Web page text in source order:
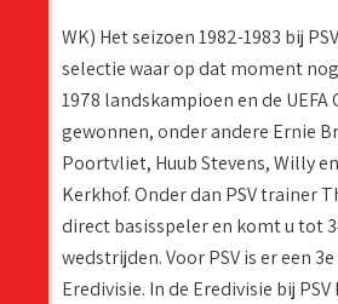
WK) Het seizoen 1982-1983 bij
selectie waar op dat moment
1978 landskampioen en de UEFA
gewonnen, onder andere Ernie
Poortvliet, Huub Stevens, Willy
Kerkhof. Onder dan PSV trainer
direct basisspeler en komt u tot
wedstrijden. Voor PSV is er een
Eredivisie. In de Eredivisie bij